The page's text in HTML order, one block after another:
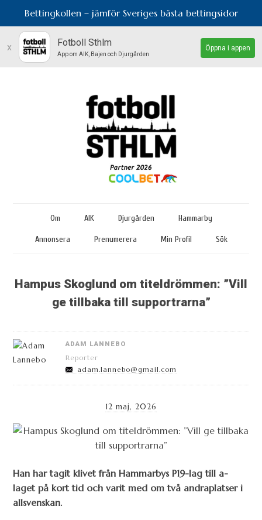
Bettingkollen – jämför Sveriges bästa bettingsidor
x Fotboll Sthlm
App om AIK, Bajen och Djurgården
Öppna i appen
Om AIK Djurgården Hammarby
Annonsera Prenumerera Min Profil Sök
Hampus Skoglund om titeldrömmen: ”Vill
ge tillbaka till supportrarna”
ADAM LANNEBO
Reporter
adam.lannebo@gmail.com
12 maj, 2026
Han har tagit klivet från Hammarbys P19-lag till a-
laget på kort tid och varit med om två andraplatser i
allsvenskan.